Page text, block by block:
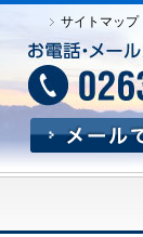
サイトマップ